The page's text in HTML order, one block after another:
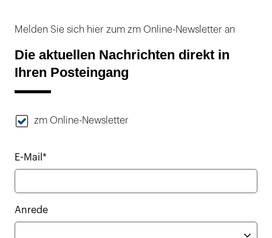
Melden Sie sich hier zum zm Online-Newsletter an
Die aktuellen Nachrichten direkt in
Ihren Posteingang
zm Online-Newsletter
E-Mail*
Anrede